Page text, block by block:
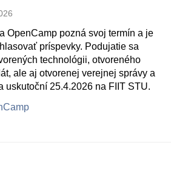
OpenCamp pozná svoj termín a je
príspevky. Podujatie sa
technológii, otvoreného
ale aj otvorenej verejnej správy a
uskutoční 25.4.2026 na FIIT STU.